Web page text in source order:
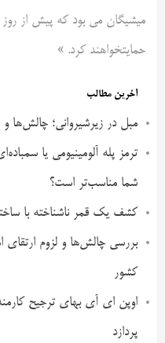
میشیگان می بود که پیش از روز
حمایتخواهند کرد. »
آخرین مطالب
مبل در زیرشیروانی؛ چالش‌ها و
ترمز پله آلومینیومی یا
شما مناسب‌تر است؟
کشف یک قمر ناشناخته با
بررسی چالش‌ها و لزوم
کشور
اوپن ای آی بهای ترجیح
پردازد